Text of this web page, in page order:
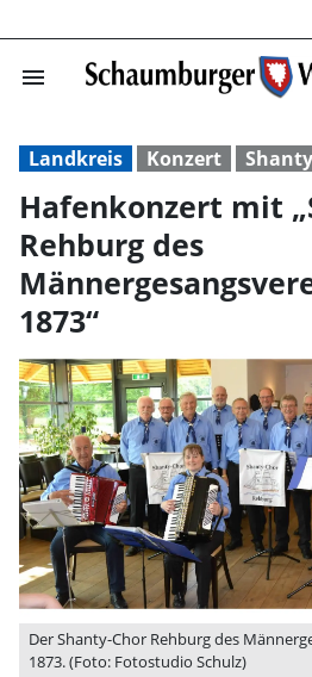
menu
Landkreis Konzert
Hafenkonzert mit
Rehburg des
1873“
Der Shanty-Chor Rehburg des
1873. (Foto: Fotostudio Schulz)